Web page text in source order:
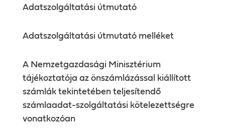
Adatszolgáltatási útmutató
Adatszolgáltatási útmutató melléket
A Nemzetgazdasági Minisztérium
tájékoztatója az önszámlázással kiállított
számlák tekintetében teljesítendő
számlaadat-szolgáltatási kötelezettségre
vonatkozóan